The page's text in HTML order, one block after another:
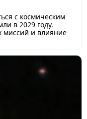
с космическим
в 2029 году.
миссий и влияние